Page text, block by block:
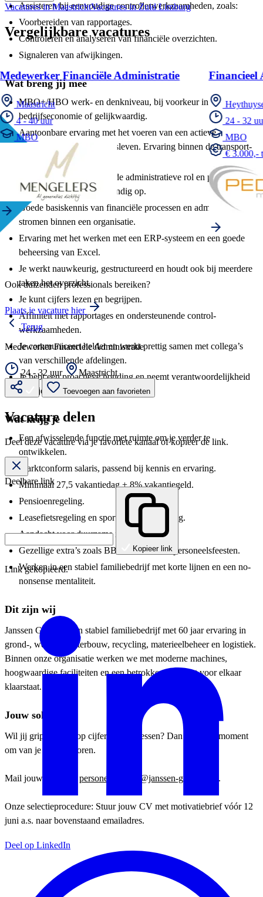
Assisteren bij eenvoudige controllerwerkzaamheden, zoals:
Voorbereiden van rapportages.
Controleren en analyseren van financiële overzichten.
Signaleren van afwijkingen.
Wat breng jij mee
MBO+/HBO werk- en denkniveau, bij voorkeur in
bedrijfseconomie of gelijkwaardig.
Aantoonbare ervaring met het voeren van een actieve
administratie in het bedrijfsleven. Ervaring binnen de transport-
of bouwsector is een pre.
Je voelt je thuis in een brede administratieve rol en pakt
verschillende taken zelfstandig op.
Goede basiskennis van financiële processen en administratieve
stromen binnen een organisatie.
Ervaring met het werken met een ERP-systeem en een goede
beheersing van Excel.
Je werkt nauwkeurig, gestructureerd en houdt ook bij meerdere
taken het overzicht.
Je kunt cijfers lezen en begrijpen.
Affiniteit met rapportages en ondersteunende control-
werkzaamheden.
Je communiceert helder en werkt prettig samen met collega’s
van verschillende afdelingen.
Je hebt een proactieve houding en neemt verantwoordelijkheid
voor je werkzaamheden.
Wat krijg je
Een afwisselende functie met ruimte om je verder te
ontwikkelen.
Marktconform salaris, passend bij kennis en ervaring.
Minimaal 27,5 vakantiedag + 8% vakantiegeld.
Pensioenregeling.
Leasefietsregeling en sportschoolvergoeding.
Aandacht voor duurzame inzetbaarheid.
Gezellige extra’s zoals BBQ’s, borrels en personeelsfeesten.
Werken in een stabiel familiebedrijf met korte lijnen en een no-
nonsense mentaliteit.
Dit zijn wij
Janssen Group is een stabiel familiebedrijf met 60 jaar ervaring in
grond-, weg- en waterbouw, recycling, materieelbeheer en logistiek.
Binnen onze organisatie werken we met moderne machines,
hoogwaardige faciliteiten en een betrokken team dat voor elkaar
klaarstaat.
Jouw sollicitatie
Wil jij grip houden op cijfers én processen? Dan is dit het moment
om van je te laten horen.
Mail jouw CV naar personeelszaken@janssen-group.com .
Onze selectieprocedure: Stuur jouw CV met motivatiebrief vóór 12
juni a.s. naar bovenstaand emailadres.
Vacatures in MaastrichtVacatures in Zuid Limburg
Vergelijkbare vacatures
Medewerker Financiële Administratie
Maastricht
4 - 40 uur
MBO
Financieel
24 - 32
MBO
€ 3.000,-
Ook duizenden professionals bereiken?
Plaats je vacature hier
Terug
Medewerker Financiele Administratie
24 - 32 uur Maastricht
Toevoegen aan favorieten
Vacature delen
Deel deze vacature via je favoriete kanaal of kopieer de link.
Deelbare link
Kopieer link
Link gekopieerd.
Deel op LinkedIn